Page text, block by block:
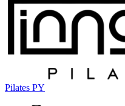
Pilates PY